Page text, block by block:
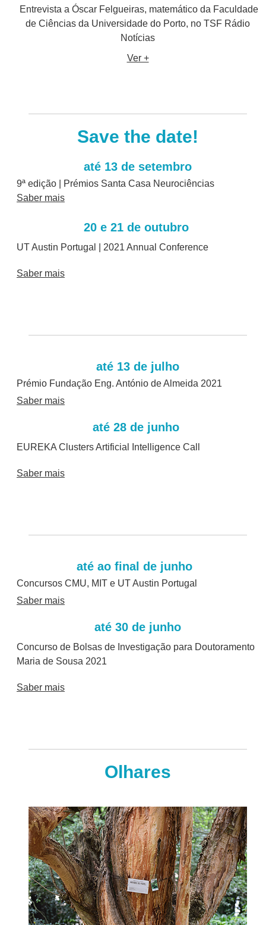
Entrevista a Óscar Felgueiras, matemático da Faculdade
de Ciências da Universidade do Porto, no TSF Rádio
Notícias
Ver +
Save the date!
até 13 de setembro
9ª edição | Prémios Santa Casa Neurociências
Saber mais
20 e 21 de outubro
UT Austin Portugal | 2021 Annual Conference
Saber mais
até 13 de julho
Prémio Fundação Eng. António de Almeida 2021
Saber mais
até 28 de junho
EUREKA Clusters Artificial Intelligence Call
Saber mais
até ao final de junho
Concursos CMU, MIT e UT Austin Portugal
Saber mais
até 30 de junho
Concurso de Bolsas de Investigação para Doutoramento
Maria de Sousa 2021
Saber mais
Olhares